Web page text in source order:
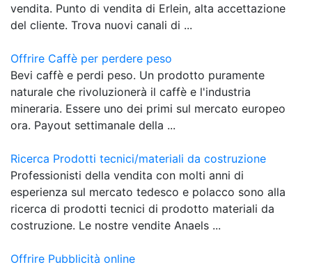
vendita. Punto di vendita di Erlein, alta accettazione
del cliente. Trova nuovi canali di ...
Offrire Caffè per perdere peso
Bevi caffè e perdi peso. Un prodotto puramente
naturale che rivoluzionerà il caffè e l'industria
mineraria. Essere uno dei primi sul mercato europeo
ora. Payout settimanale della ...
Ricerca Prodotti tecnici/materiali da costruzione
Professionisti della vendita con molti anni di
esperienza sul mercato tedesco e polacco sono alla
ricerca di prodotti tecnici di prodotto materiali da
costruzione. Le nostre vendite Anaels ...
Offrire Pubblicità online